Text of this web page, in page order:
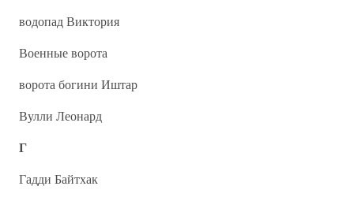
водопад Виктория
Военные ворота
ворота богини Иштар
Вулли Леонард
Г
Гадди Байтхак